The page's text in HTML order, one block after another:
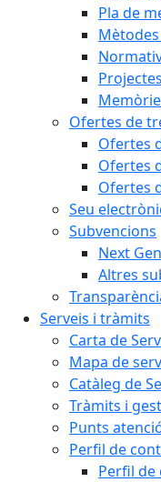
Pla de
Projectes
Ofertes de
Ofertes
Ofertes
Ofertes
Seu
Subvencions
Next
Altres
Serveis i tràmits
Carta de
Mapa de
Catàleg de
Tràmits i
Punts
Perfil de
Perfil